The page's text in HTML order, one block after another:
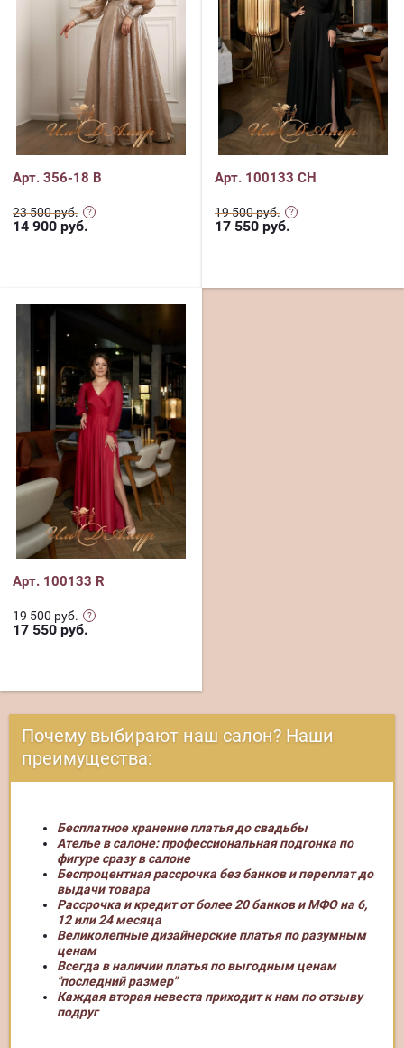
Арт. 356-18 В
23 500 руб.
14 900 руб.
Арт. 100133 CH
19 500 руб.
17 550 руб.
Арт. 100133 R
19 500 руб.
17 550 руб.
Почему выбирают наш салон? Наши
преимущества:
Бесплатное хранение платья до свадьбы
Ателье в салоне: профессиональная подгонка по
фигуре сразу в салоне
Беспроцентная рассрочка без банков и переплат до
выдачи товара
Рассрочка и кредит от более 20 банков и МФО на 6,
12 или 24 месяца
Великолепные дизайнерские платья по разумным
ценам
Всегда в наличии платья по выгодным ценам
"последний размер"
Каждая вторая невеста приходит к нам по отзыву
подруг